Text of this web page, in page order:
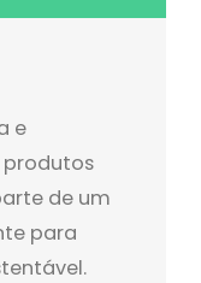
e
produtos
de um
para